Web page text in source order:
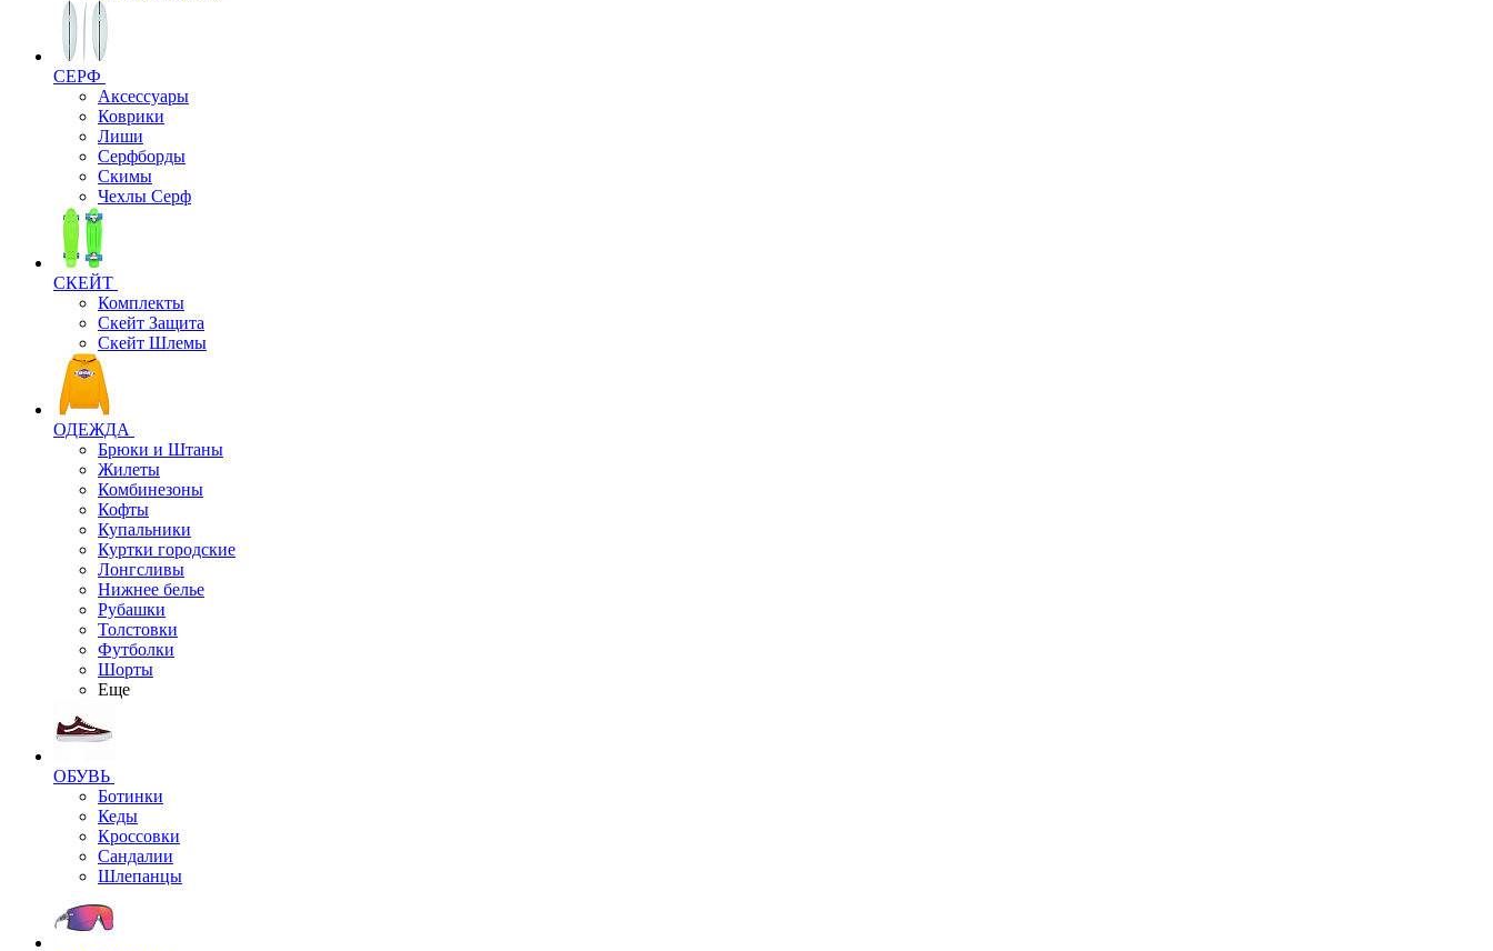
СЕРФ
Аксессуары
Коврики
Лиши
Серфборды
Скимы
Чехлы Cерф
СКЕЙТ
Комплекты
Скейт Защита
Скейт Шлемы
ОДЕЖДА
Брюки и Штаны
Жилеты
Комбинезоны
Кофты
Купальники
Куртки городские
Лонгсливы
Нижнее белье
Рубашки
Толстовки
Футболки
Шорты
Еще
ОБУВЬ
Ботинки
Кеды
Кроссовки
Сандалии
Шлепанцы